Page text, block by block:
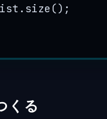
. size () ;
る